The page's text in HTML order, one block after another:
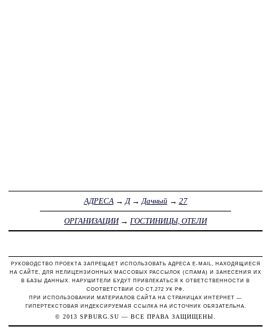
АДРЕСА→Д→Дачный→ 27
ОРГАНИЗАЦИИ→ ГОСТИНИЦЫ, ОТЕЛИ
РУКОВОДСТВО ПРОЕКТА ЗАПРЕЩАЕТ ИСПОЛЬЗОВАТЬ АДРЕСА E-MAIL, НАХОДЯЩИЕСЯ
НА САЙТЕ, ДЛЯ НЕЛИЦЕНЗИОННЫХ МАССОВЫХ РАССЫЛОК (СПАМА) И ЗАНЕСЕНИЯ ИХ
В БАЗЫ ДАННЫХ. НАРУШИТЕЛИ БУДУТ ПРИВЛЕКАТЬСЯ К ОТВЕТСТВЕННОСТИ В
СООТВЕТСТВИИ СО СТ.272 УК РФ.
ПРИ ИСПОЛЬЗОВАНИИ МАТЕРИАЛОВ САЙТА НА СТРАНИЦАХ ИНТЕРНЕТ —
ГИПЕРТЕКСТОВАЯ ИНДЕКСИРУЕМАЯ ССЫЛКА НА ИСТОЧНИК ОБЯЗАТЕЛЬНА.
© 2013 SPBURG.SU — ВСЕ ПРАВА ЗАЩИЩЕНЫ.